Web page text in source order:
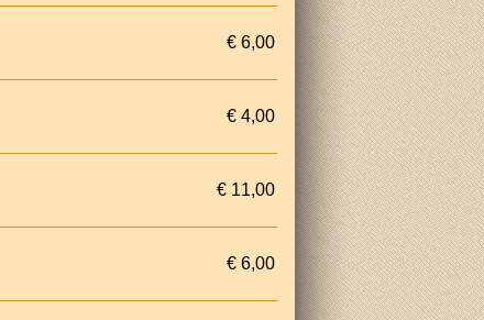
€ 6,00
€ 4,00
€ 11,00
€ 6,00